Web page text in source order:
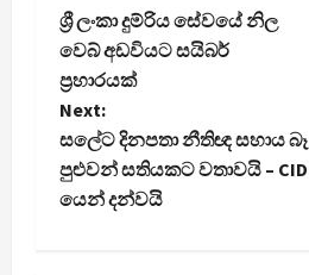
o
s
t
n
ශ්‍රී ලංකා දුම්රිය සේවයේ නිල
වෙබ් අඩවියට සයිබර්
ප්‍රහාරයක්
Next:
සලේට දිනපතා නීතිඥ සහාය බෑ
පුළුවන් සතියකට වතාවයි – CID
යෙන් දන්වයි